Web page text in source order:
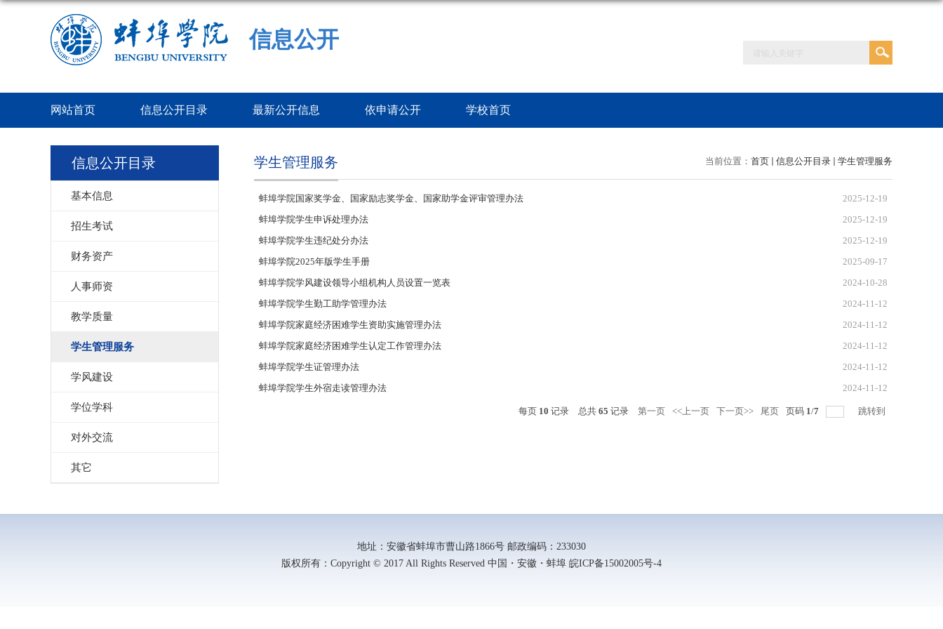
信息公开
网站首页 信息公开目录 最新公开信息 依申请公开 学校首页
信息公开目录
基本信息
招生考试
财务资产
人事师资
教学质量
学生管理服务
学风建设
学位学科
对外交流
其它
当前位置： 首页 信息公开目录 学生管理服务
学生管理服务
蚌埠学院国家奖学金、国家励志奖学金、国家助学金评审管理办法
2025-12-19
蚌埠学院学生申诉处理办法
2025-12-19
蚌埠学院学生违纪处分办法
2025-12-19
蚌埠学院2025年版学生手册
2025-09-17
蚌埠学院学风建设领导小组机构人员设置一览表
2024-10-28
蚌埠学院学生勤工助学管理办法
2024-11-12
蚌埠学院家庭经济困难学生资助实施管理办法
2024-11-12
蚌埠学院家庭经济困难学生认定工作管理办法
2024-11-12
蚌埠学院学生证管理办法
2024-11-12
蚌埠学院学生外宿走读管理办法
2024-11-12
每页 10 记录 总共 65 记录 第一页 <<上一页 下一页>> 尾页 页码 1/7 跳转到
地址：安徽省蚌埠市曹山路1866号 邮政编码：233030
版权所有：Copyright © 2017 All Rights Reserved 中国・安徽・蚌埠 皖ICP备15002005号-4